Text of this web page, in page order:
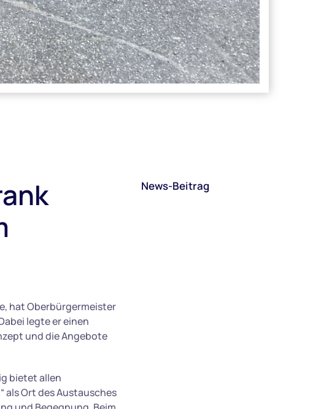
hat Oberbürgermeister
legte er einen
und die Angebote
bietet allen
als Ort des Austausches
News-Beitrag